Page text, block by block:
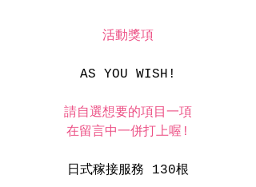
活動獎項
AS YOU WISH!
請自選想要的項目一項
在留言中一併打上喔!
日式稼接服務 130根